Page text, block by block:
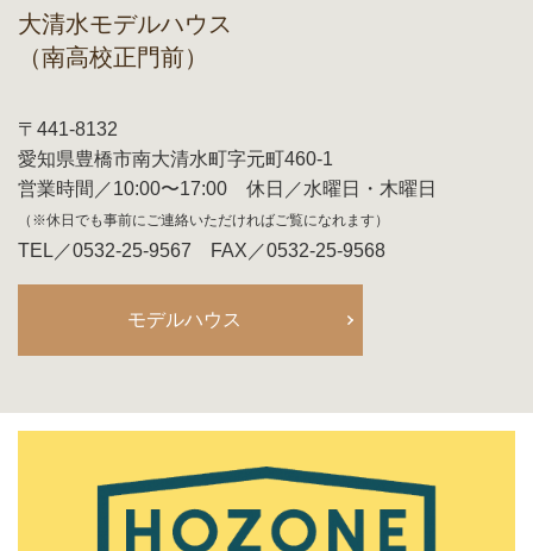
大清水モデルハウス
（南高校正門前）
〒441-8132
愛知県豊橋市南大清水町字元町460-1
営業時間／10:00〜17:00 休日／水曜日・木曜日
（※休日でも事前にご連絡いただければご覧になれます）
TEL／0532-25-9567 FAX／0532-25-9568
モデルハウス